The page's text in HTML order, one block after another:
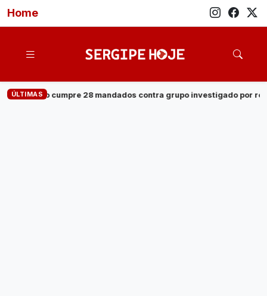
Home
ÚLTIMAS
contra grupo investigado por roubo de cargas e tráfico de